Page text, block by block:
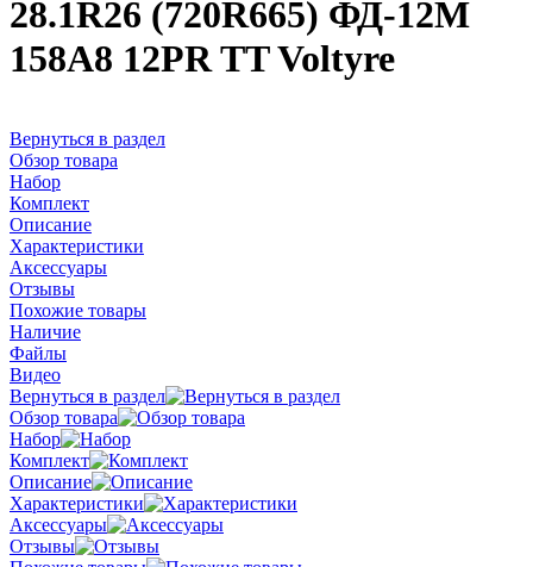
28.1R26 (720R665) ФД-12М
158A8 12PR TT Voltyre
Вернуться в раздел
Обзор товара
Набор
Комплект
Описание
Характеристики
Аксессуары
Отзывы
Похожие товары
Наличие
Файлы
Видео
Вернуться в раздел
Обзор товара
Набор
Комплект
Описание
Характеристики
Аксессуары
Отзывы